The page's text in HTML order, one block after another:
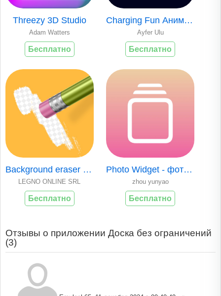
Threezy 3D Studio
Adam Watters
Бесплатно
Charging Fun Анимация зарядки
Ayfer Ulu
Бесплатно
Background eraser - cute cut
LEGNO ONLINE SRL
Бесплатно
Photo Widget - фото виджет
zhou yunyao
Бесплатно
Отзывы о приложении Доска без ограничений
(3)